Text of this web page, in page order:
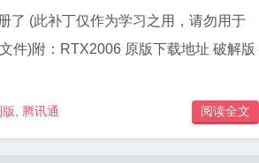
了 (此补丁仅作为学习之用，请勿用于
件)附：RTX2006 原版下载地址 破解版
腾讯通 阅读全文